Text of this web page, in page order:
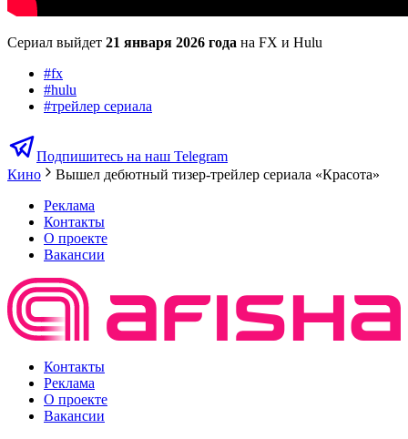
Сериал выйдет 21 января 2026 года на FX и Hulu
#fx
#hulu
#трейлер сериала
Подпишитесь на наш Telegram
Кино
Вышел дебютный тизер-трейлер сериала «Красота»
Реклама
Контакты
О проекте
Вакансии
Контакты
Реклама
О проекте
Вакансии